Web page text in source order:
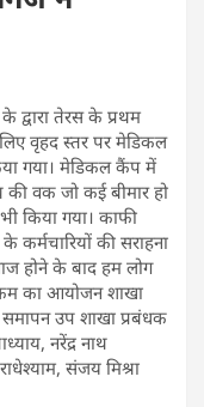
तेरस के प्रथम
वृहद स्तर पर मेडिकल
गया। मेडिकल कैंप में
वक जो कई बीमार हो
किया गया। काफी
की सराहना
होने के बाद हम लोग
का आयोजन शाखा
समापन उप शाखा प्रबंधक
नरेंद्र नाथ
संजय मिश्रा